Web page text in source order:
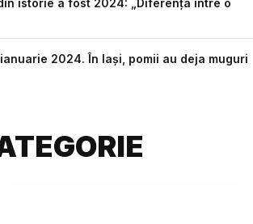
2024. În Iași, pomii au deja muguri